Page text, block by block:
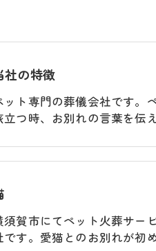
社の特徴
ット専門の葬儀会社です。
立つ時、お別れの言葉を伝
須賀市にてペット火葬サー
です。愛猫とのお別れが初